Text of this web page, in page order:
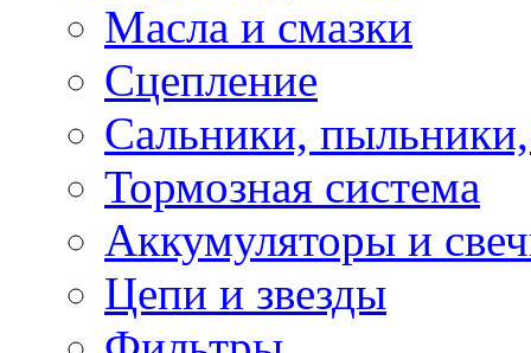
Масла и смазки
Сцепление
Сальники,
Тормозная система
Аккумуляторы и
Цепи и звезды